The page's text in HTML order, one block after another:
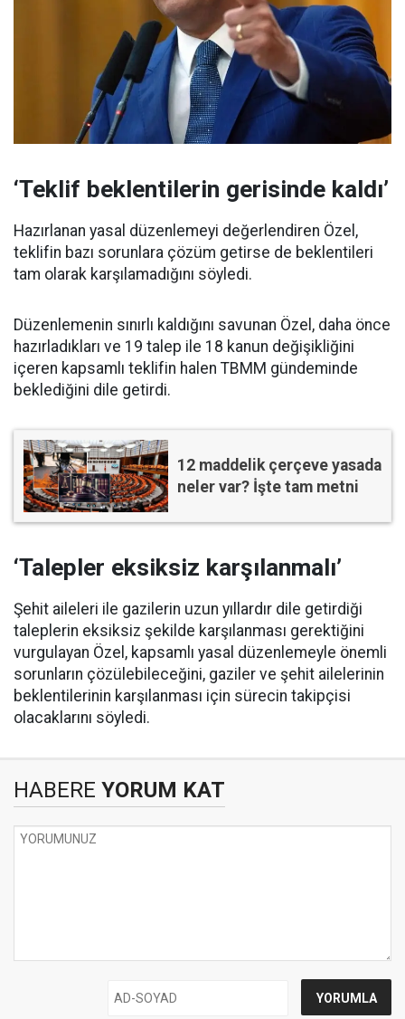
‘Teklif beklentilerin gerisinde kaldı’
Hazırlanan yasal düzenlemeyi değerlendiren Özel,
teklifin bazı sorunlara çözüm getirse de beklentileri
tam olarak karşılamadığını söyledi.
Düzenlemenin sınırlı kaldığını savunan Özel, daha önce
hazırladıkları ve 19 talep ile 18 kanun değişikliğini
içeren kapsamlı teklifin halen TBMM gündeminde
beklediğini dile getirdi.
12 maddelik çerçeve yasada
neler var? İşte tam metni
‘Talepler eksiksiz karşılanmalı’
Şehit aileleri ile gazilerin uzun yıllardır dile getirdiği
taleplerin eksiksiz şekilde karşılanması gerektiğini
vurgulayan Özel, kapsamlı yasal düzenlemeyle önemli
sorunların çözülebileceğini, gaziler ve şehit ailelerinin
beklentilerinin karşılanması için sürecin takipçisi
olacaklarını söyledi.
HABERE YORUM KAT